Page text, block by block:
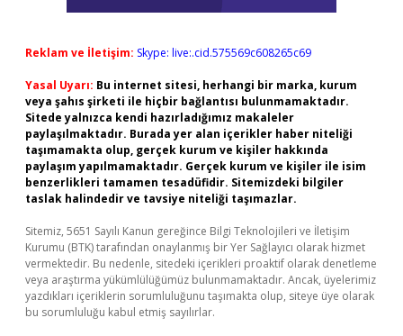
Reklam ve İletişim: Skype: live:.cid.575569c608265c69
Yasal Uyarı: Bu internet sitesi, herhangi bir marka, kurum
veya şahıs şirketi ile hiçbir bağlantısı bulunmamaktadır.
Sitede yalnızca kendi hazırladığımız makaleler
paylaşılmaktadır. Burada yer alan içerikler haber niteliği
taşımamakta olup, gerçek kurum ve kişiler hakkında
paylaşım yapılmamaktadır. Gerçek kurum ve kişiler ile isim
benzerlikleri tamamen tesadüfidir. Sitemizdeki bilgiler
taslak halindedir ve tavsiye niteliği taşımazlar.
Sitemiz, 5651 Sayılı Kanun gereğince Bilgi Teknolojileri ve İletişim
Kurumu (BTK) tarafından onaylanmış bir Yer Sağlayıcı olarak hizmet
vermektedir. Bu nedenle, sitedeki içerikleri proaktif olarak denetleme
veya araştırma yükümlülüğümüz bulunmamaktadır. Ancak, üyelerimiz
yazdıkları içeriklerin sorumluluğunu taşımakta olup, siteye üye olarak
bu sorumluluğu kabul etmiş sayılırlar.